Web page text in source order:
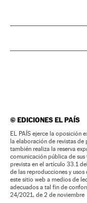
©EDICIONES EL PAÍS
EL PAÍS ejerce la oposición
la elaboración de revistas de
también realiza la reserva
comunicación pública de
prevista en el artículo 33.1
de las reproducciones y
este sitio web a medios de
adecuados a tal fin de
24/2021, de 2 de noviembre